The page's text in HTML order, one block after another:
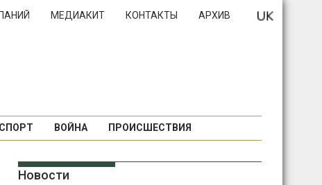
МЕДИАКИТ КОНТАКТЫ АРХИВ
СПОРТ ВОЙНА ПРОИСШЕСТВИЯ
Новости